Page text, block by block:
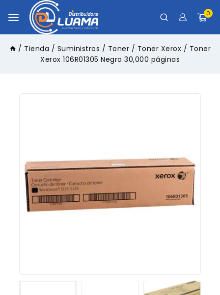
0
/ Tienda / Suministros / Toner / Toner Xerox / Toner
Xerox 106R01305 Negro 30,000 páginas